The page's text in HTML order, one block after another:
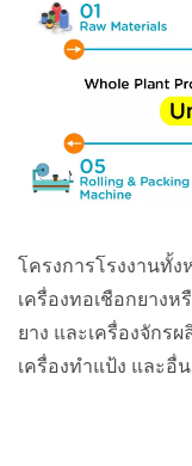
โครงการโรงงานทั้
เครื่องทอเชือกยางห
ยาง และเครื่องจักรผ
เครื่องทำแป้ง และอื่น